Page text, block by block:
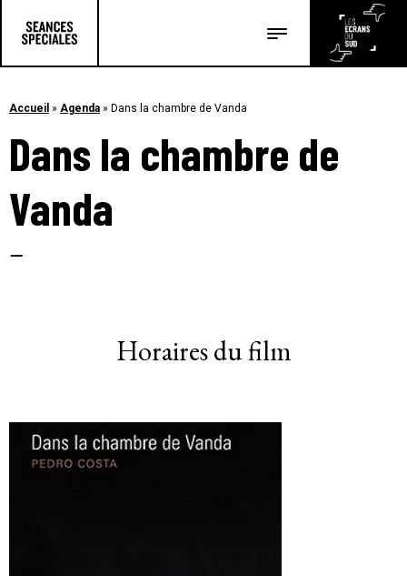
Les articles
Accueil » Agenda » Dans la chambre de Vanda
Dans la chambre de
Vanda
–
Horaires du film